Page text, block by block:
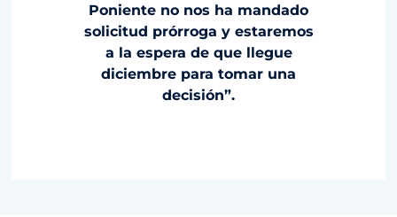
Poniente no nos ha mandado
solicitud prórroga y estaremos
a la espera de que llegue
diciembre para tomar una
decisión”.